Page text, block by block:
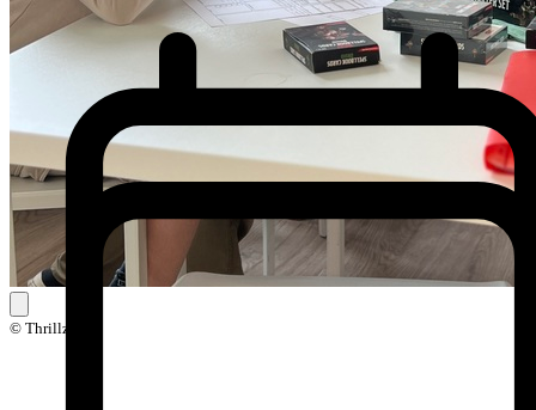
© Thrillz